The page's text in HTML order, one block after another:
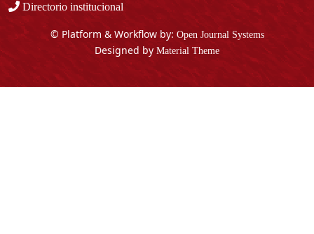
Directorio institucional
© Platform & Workflow by: Open Journal Systems
Designed by Material Theme